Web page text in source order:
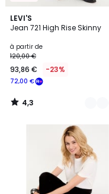
LEVI'S
Jean 721 High Rise Skinny
à partir de
72,00 €
120,00 €
93,86 € -23%
4,3
/ 5
6
Couleurs
4,3
/